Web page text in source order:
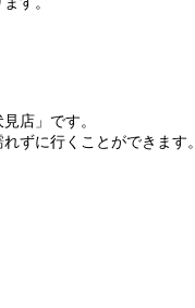
店」です。
ずに行くことができます。